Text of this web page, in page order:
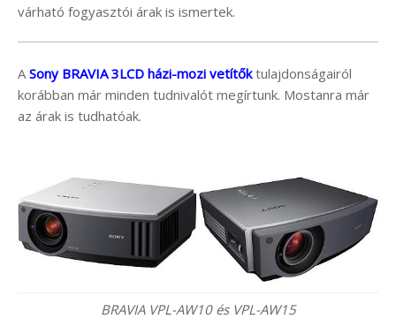
várható fogyasztói árak is ismertek.
A Sony BRAVIA 3LCD házi-mozi vetítőktulajdonságairól
korábban már minden tudnivalót megírtunk. Mostanra már
az árak is tudhatóak.
BRAVIA VPL-AW10 és VPL-AW15